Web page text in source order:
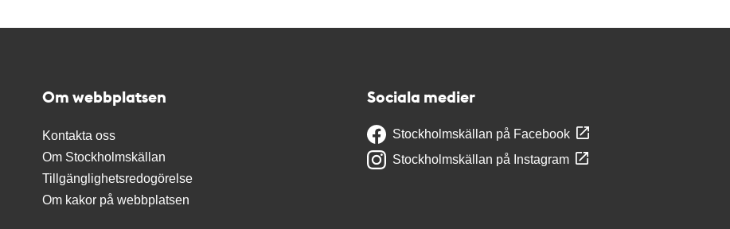
Om webbplatsen
Kontakta oss
Om Stockholmskällan
Tillgänglighetsredogörelse
Om kakor på webbplatsen
Sociala medier
Stockholmskällan på Facebook
Stockholmskällan på Instagram